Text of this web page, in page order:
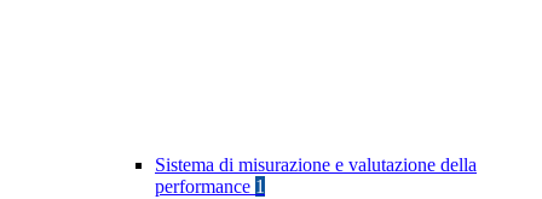
Sistema di misurazione e valutazione della
performance 1